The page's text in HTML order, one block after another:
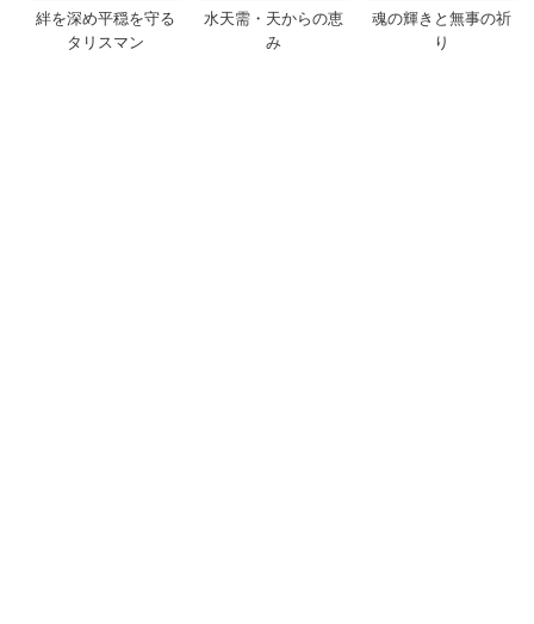
絆を深め平穏を守る
タリスマン
水天需・天からの恵
み
魂の輝きと無事の祈
り